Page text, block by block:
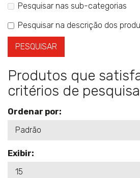
Pesquisar nas sub-categorias
Pesquisar na descrição dos
Produtos que
critérios de
Ordenar por:
Exibir: